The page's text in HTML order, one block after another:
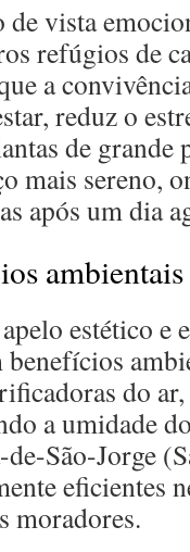
de vista
refúgios de
a
reduz o
de grande
mais sereno,
após um dia
ambientais
estético e
benefícios
do
a umidade
de-São-Jorge
eficientes
moradores.